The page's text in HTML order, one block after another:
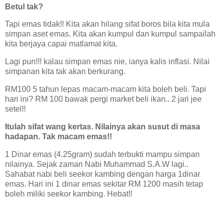
Betul tak?
Tapi emas tidak!! Kita akan hilang sifat boros bila kita mula
simpan aset emas. Kita akan kumpul dan kumpul sampailah
kita berjaya capai matlamat kita.
Lagi pun!!! kalau simpan emas nie, ianya kalis inflasi. Nilai
simpanan kita tak akan berkurang.
RM100 5 tahun lepas macam-macam kita boleh beli. Tapi
hari ini? RM 100 bawak pergi market beli ikan.. 2 jari jee
setel!!
Itulah sifat wang kertas. Nilainya akan susut di masa
hadapan. Tak macam emas!!
1 Dinar emas (4.25gram) sudah terbukti mampu simpan
nilainya. Sejak zaman Nabi Muhammad S.A.W lagi..
Sahabat nabi beli seekor kambing dengan harga 1dinar
emas. Hari ini 1 dinar emas sekitar RM 1200 masih tetap
boleh miliki seekor kambing. Hebat!!